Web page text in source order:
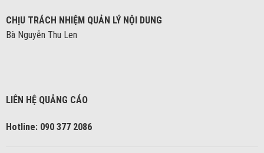
CHỊU TRÁCH NHIỆM QUẢN LÝ NỘI DUNG
Bà Nguyễn Thu Len
LIÊN HỆ QUẢNG CÁO
Hotline: 090 377 2086